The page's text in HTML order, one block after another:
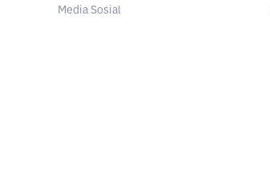
Media Sosial